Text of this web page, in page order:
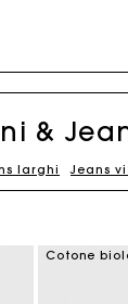
&
larghi Jeans
Cotone